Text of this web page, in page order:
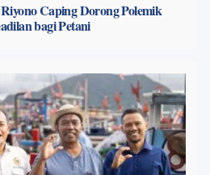
Caping Dorong Polemik
bagi Petani